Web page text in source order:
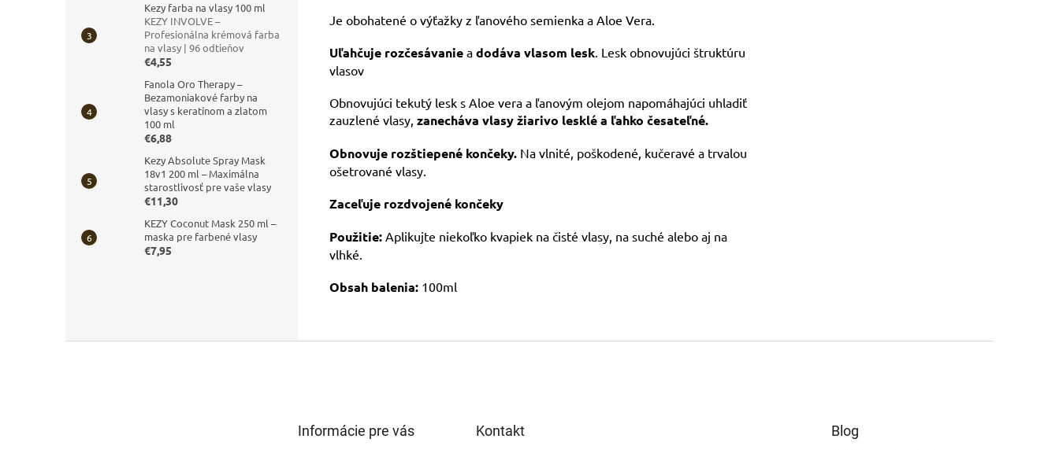
Kezy farba na vlasy 100 ml
KEZY INVOLVE –
Profesionálna krémová farba
na vlasy | 96 odtieňov
€4,55
Fanola Oro Therapy –
Bezamoniakové farby na
vlasy s keratínom a zlatom
100 ml
€6,88
Kezy Absolute Spray Mask
18v1 200 ml – Maximálna
starostlivosť pre vaše vlasy
€11,30
KEZY Coconut Mask 250 ml –
maska pre farbené vlasy
€7,95
Je obohatené o výťažky z ľanového semienka a Aloe Vera.
Uľahčuje rozčesávanie a dodáva vlasom lesk . Lesk obnovujúci štruktúru
vlasov
Obnovujúci tekutý lesk s Aloe vera a ľanovým olejom napomáhajúci uhladiť
zauzlené vlasy, zanecháva vlasy žiarivo lesklé a ľahko česateľné.
Obnovuje rozštiepené končeky. Na vlnité, poškodené, kučeravé a trvalou
ošetrované vlasy.
Zaceľuje rozdvojené končeky
Použitie: Aplikujte niekoľko kvapiek na čisté vlasy, na suché alebo aj na
vlhké.
Obsah balenia: 100ml
Informácie pre vás Kontakt Blog